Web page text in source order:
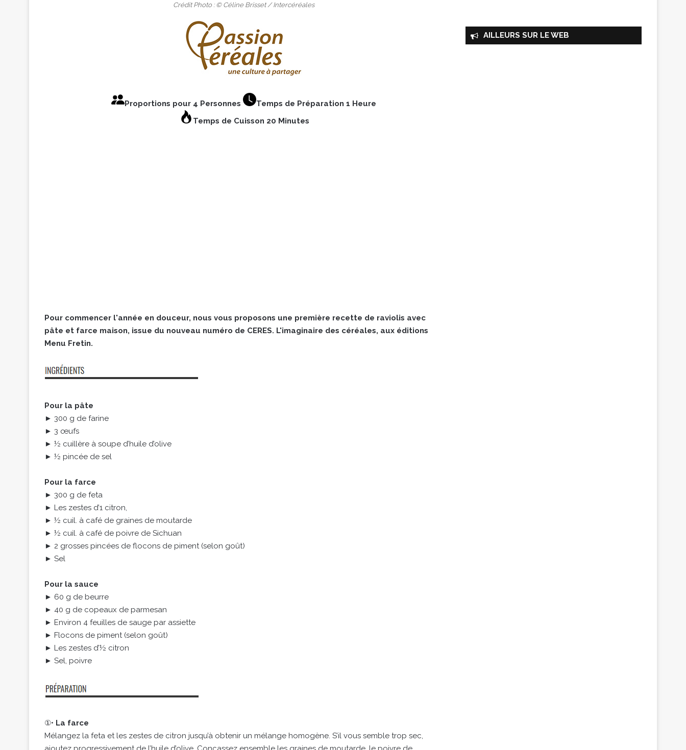
Crédit Photo : © Céline Brisset / Intercéréales
Proportions pour 4 Personnes
Temps de Préparation 1 Heure
Temps de Cuisson 20 Minutes
Pour commencer l'année en douceur, nous vous proposons une première recette de raviolis avec
pâte et farce maison, issue du nouveau numéro de CERES. L'imaginaire des céréales, aux éditions
Menu Fretin.
Pour la pâte
► 300 g de farine
► 3 œufs
► ½ cuillère à soupe d’huile d’olive
► ½ pincée de sel
Pour la farce
► 300 g de feta
► Les zestes d’1 citron,
► ½ cuil. à café de graines de moutarde
► ½ cuil. à café de poivre de Sichuan
► 2 grosses pincées de flocons de piment (selon goût)
► Sel
Pour la sauce
► 60 g de beurre
► 40 g de copeaux de parmesan
► Environ 4 feuilles de sauge par assiette
► Flocons de piment (selon goût)
► Les zestes d’½ citron
► Sel, poivre
①• La farce
Mélangez la feta et les zestes de citron jusqu’à obtenir un mélange homogène. S’il vous semble trop sec,
AILLEURS SUR LE WEB